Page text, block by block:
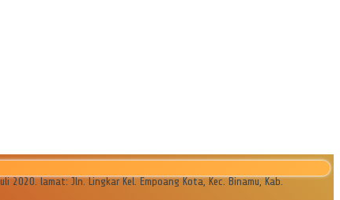
2020. lamat: Jln. Lingkar Kel. Empoang Kota, Kec. Binamu, Kab.